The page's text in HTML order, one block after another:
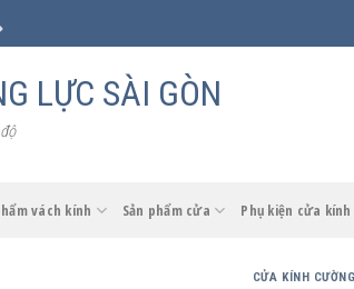
LỰC SÀI GÒN
vách kính Sản phẩm cửa Phụ kiện cửa kính
CỬA KÍNH